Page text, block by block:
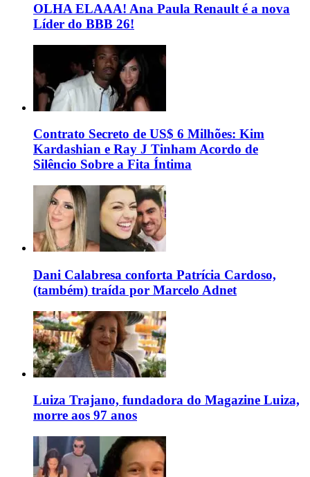
OLHA ELAAA! Ana Paula Renault é a nova
Líder do BBB 26!
Contrato Secreto de US$ 6 Milhões: Kim
Kardashian e Ray J Tinham Acordo de
Silêncio Sobre a Fita Íntima
Dani Calabresa conforta Patrícia Cardoso,
(também) traída por Marcelo Adnet
Luiza Trajano, fundadora do Magazine Luiza,
morre aos 97 anos